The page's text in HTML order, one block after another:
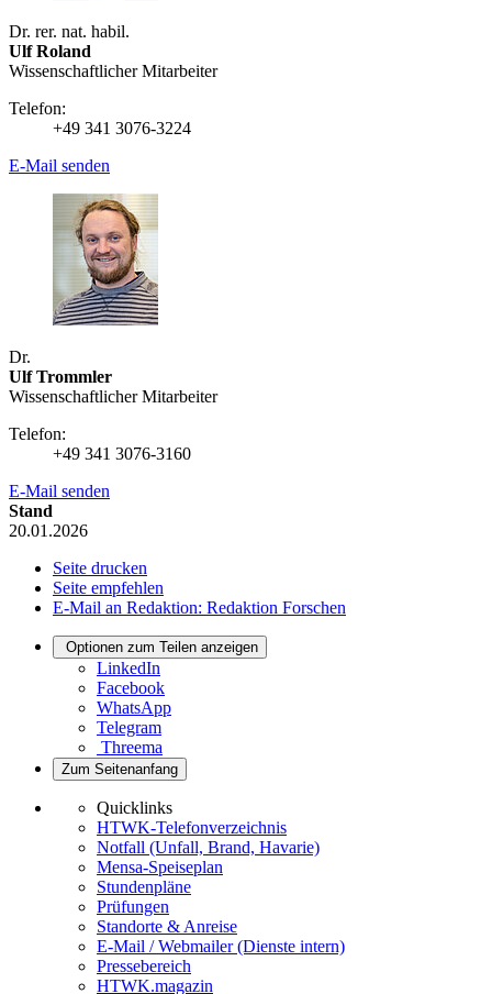
Dr. rer. nat. habil.
Ulf Roland
Wissenschaftlicher Mitarbeiter
Telefon:
+49 341 3076-3224
E-Mail senden
Dr.
Ulf Trommler
Wissenschaftlicher Mitarbeiter
Telefon:
+49 341 3076-3160
E-Mail senden
Stand
20.01.2026
Seite drucken
Seite empfehlen
E-Mail an Redaktion: Redaktion Forschen
Optionen zum Teilen anzeigen
LinkedIn
Facebook
WhatsApp
Telegram
Threema
Zum Seitenanfang
Quicklinks
HTWK-Telefonverzeichnis
Notfall (Unfall, Brand, Havarie)
Mensa-Speiseplan
Stundenpläne
Prüfungen
Standorte & Anreise
E-Mail / Webmailer (Dienste intern)
Pressebereich
HTWK.magazin